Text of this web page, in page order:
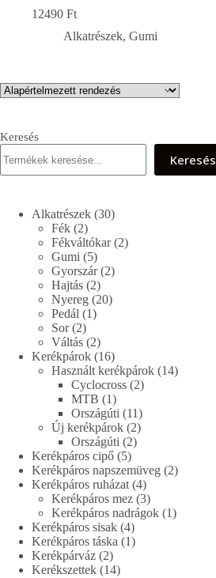
12490 Ft
Alkatrészek, Gumi
Keresés
Keresés
Alkatrészek 3030
Fék 22
termék
Fékváltókar 22
Gumi 55
termék
Gyorszár 22
Hajtás 22
termék
Nyereg 2020
Pedál 11
Sor 22
termék
Váltás 22
termék
Kerékpárok 1616
termék
Használt kerékpárok 1414
Cyclocross 22
MTB 11
termék
Országúti 1111
termék
Új kerékpárok 22
termék
Országúti 22
Kerékpáros cipő 55
termék
Kerékpáros napszemüveg 22
Kerékpáros ruházat 44
termék
Kerékpáros mez 33
termék
Kerékpáros nadrágok 11
Kerékpáros sisak 44
termék
Kerékpáros táska 11
Kerékpárváz 22
termék
Kerékszettek 1414